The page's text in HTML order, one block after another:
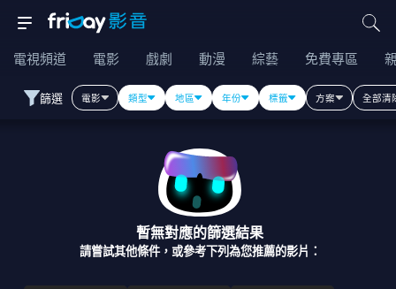
電視頻道 電影 戲劇 動漫 綜藝 免費專區
篩選 電影 類型 地區 年份 標籤 方案 全部清
暫無對應的篩選結果
請嘗試其他條件，或參考下列為您推薦的影片：